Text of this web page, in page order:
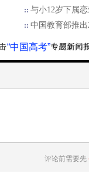
与小12岁下属
中国教育部推
“中国高考”
评论前需要先